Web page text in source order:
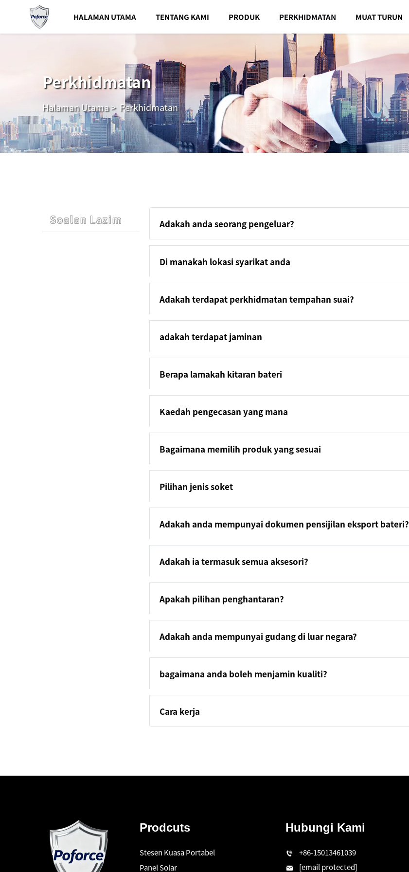
HALAMAN UTAMA TENTANG KAMI PRODUK PERKHIDMATAN MUAT TURUN
Perkhidmatan
Halaman Utama> Perkhidmatan
Soalan Lazim Adakah anda seorang pengeluar?
Di manakah lokasi syarikat anda
Adakah terdapat perkhidmatan tempahan suai?
adakah terdapat jaminan
Berapa lamakah kitaran bateri
Kaedah pengecasan yang mana
Bagaimana memilih produk yang sesuai
Pilihan jenis soket
Adakah anda mempunyai dokumen pensijilan eksport bateri?
Adakah ia termasuk semua aksesori?
Apakah pilihan penghantaran?
Adakah anda mempunyai gudang di luar negara?
bagaimana anda boleh menjamin kualiti?
Cara kerja
Prodcuts
Stesen Kuasa Portabel
Panel Solar
Hubungi Kami
+86-15013461039
[email protected]